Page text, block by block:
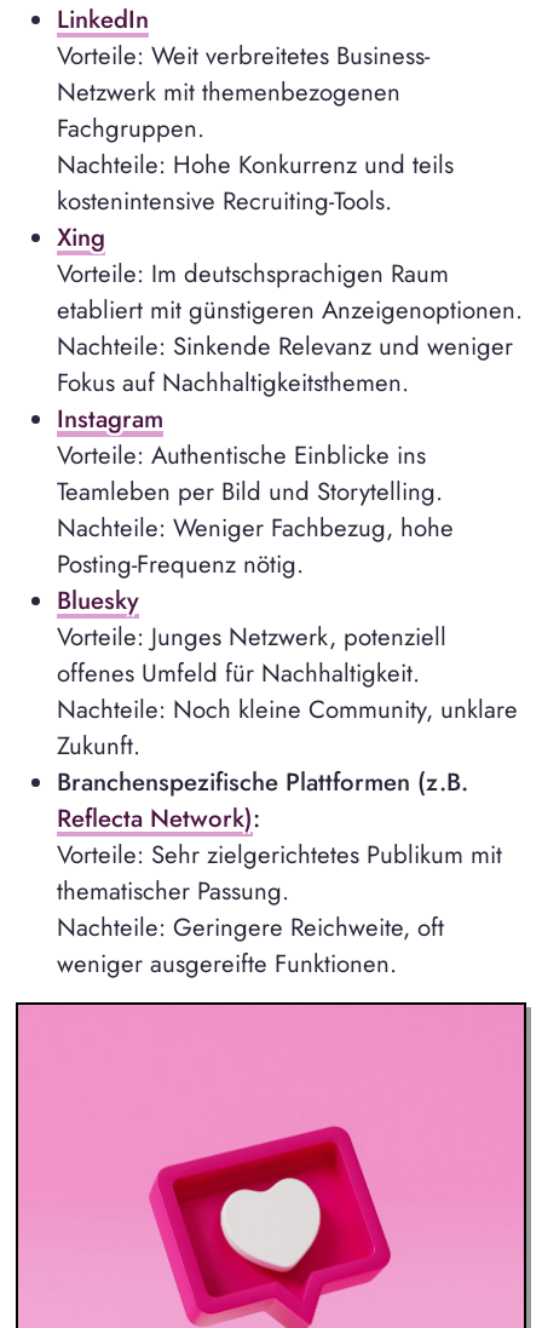
LinkedIn
Vorteile: Weit verbreitetes Business-
Netzwerk mit themenbezogenen
Fachgruppen.
Nachteile: Hohe Konkurrenz und teils
kostenintensive Recruiting-Tools.
Xing
Vorteile: Im deutschsprachigen Raum
etabliert mit günstigeren Anzeigenoptionen.
Nachteile: Sinkende Relevanz und weniger
Fokus auf Nachhaltigkeitsthemen.
Instagram
Vorteile: Authentische Einblicke ins
Teamleben per Bild und Storytelling.
Nachteile: Weniger Fachbezug, hohe
Posting-Frequenz nötig.
Bluesky
Vorteile: Junges Netzwerk, potenziell
offenes Umfeld für Nachhaltigkeit.
Nachteile: Noch kleine Community, unklare
Zukunft.
Branchenspezifische Plattformen (z.B.
Reflecta Network):
Vorteile: Sehr zielgerichtetes Publikum mit
thematischer Passung.
Nachteile: Geringere Reichweite, oft
weniger ausgereifte Funktionen.